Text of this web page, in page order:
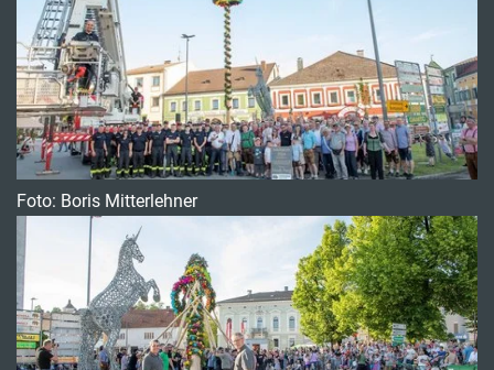
Foto: Boris Mitterlehner